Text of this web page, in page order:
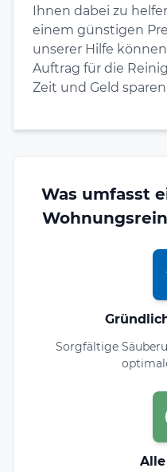
Ihnen dabei zu
einem günstigen
unserer Hilfe
Auftrag für die
Zeit und Geld
Was umfasst
Sorgfältige